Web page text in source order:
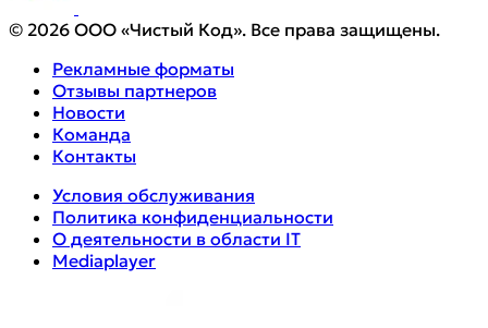
© 2026 ООО «Чистый Код». Все права защищены.
Рекламные форматы
Отзывы партнеров
Новости
Команда
Контакты
Условия обслуживания
Политика конфиденциальности
О деятельности в области IT
Mediaplayer